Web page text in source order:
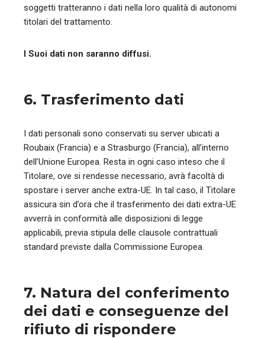
soggetti tratteranno i dati nella loro qualità di autonomi
titolari del trattamento.
I Suoi dati non saranno diffusi.
6. Trasferimento dati
I dati personali sono conservati su server ubicati a
Roubaix (Francia) e a Strasburgo (Francia), all’interno
dell’Unione Europea. Resta in ogni caso inteso che il
Titolare, ove si rendesse necessario, avrà facoltà di
spostare i server anche extra-UE. In tal caso, il Titolare
assicura sin d’ora che il trasferimento dei dati extra-UE
avverrà in conformità alle disposizioni di legge
applicabili, previa stipula delle clausole contrattuali
standard previste dalla Commissione Europea.
7. Natura del conferimento
dei dati e conseguenze del
rifiuto di rispondere